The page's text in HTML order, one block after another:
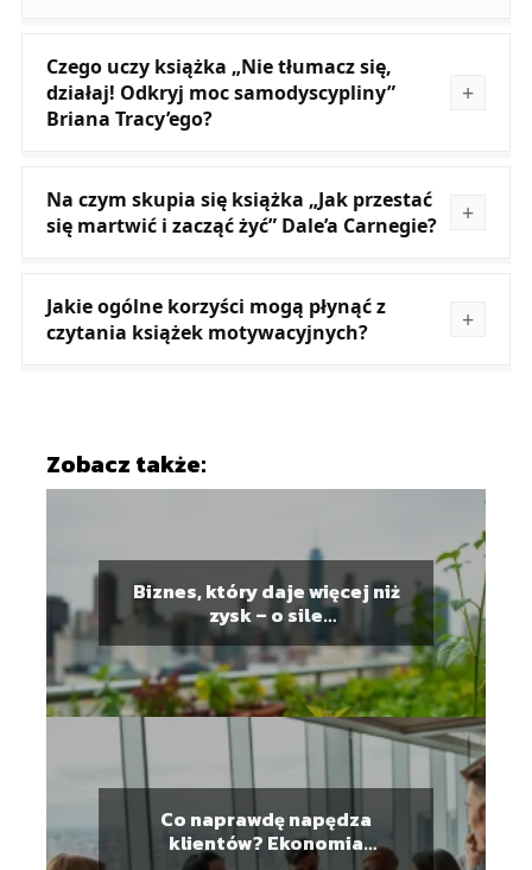
Czego uczy książka „Nie tłumacz się,
działaj! Odkryj moc samodyscypliny”
Briana Tracy’ego?
Na czym skupia się książka „Jak przestać
się martwić i zacząć żyć” Dale’a Carnegie?
Jakie ogólne korzyści mogą płynąć z
czytania książek motywacyjnych?
Zobacz także:
Biznes, który daje więcej niż
zysk – o sile
przedsiębiorczości
regeneracyjnej
Co naprawdę napędza
klientów? Ekonomia